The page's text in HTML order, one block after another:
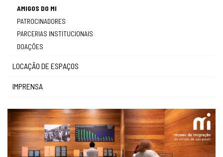
AMIGOS DO MI
PATROCINADORES
PARCERIAS INSTITUCIONAIS
DOAÇÕES
LOCAÇÃO DE ESPAÇOS
IMPRENSA